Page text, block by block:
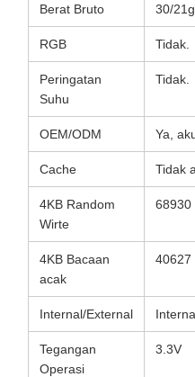
Berat Bruto 30/21g
RGB Tidak.
Peringatan
Suhu
Tidak.
OEM/ODM Ya,
Cache Tidak
4KB Random
Wirte
68930
4KB Bacaan
acak
40627
Internal/External
Tegangan
Operasi
3.3V